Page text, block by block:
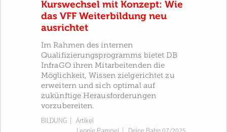
Kurswechsel mit Konzept: Wie
das VFF Weiterbildung neu
ausrichtet
Im Rahmen des internen
Qualifizierungsprogramms bietet DB
InfraGO ihren Mitarbeitenden die
Möglichkeit, Wissen zielgerichtet zu
erweitern und sich optimal auf
zukünftige Herausforderungen
vorzubereiten.
BILDUNG | Artikel